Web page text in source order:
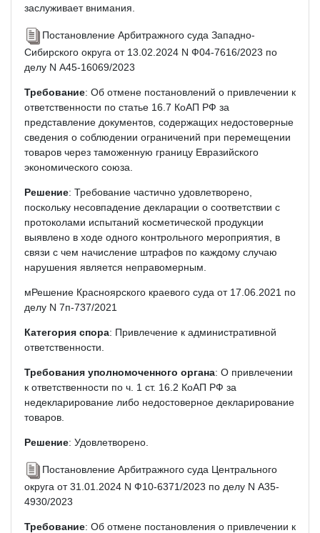
заслуживает внимания.
Постановление Арбитражного суда Западно-
Сибирского округа от 13.02.2024 N Ф04-7616/2023 по
делу N А45-16069/2023
Требование: Об отмене постановлений о привлечении к
ответственности по статье 16.7 КоАП РФ за
представление документов, содержащих недостоверные
сведения о соблюдении ограничений при перемещении
товаров через таможенную границу Евразийского
экономического союза.
Решение: Требование частично удовлетворено,
поскольку несовпадение декларации о соответствии с
протоколами испытаний косметической продукции
выявлено в ходе одного контрольного мероприятия, в
связи с чем начисление штрафов по каждому случаю
нарушения является неправомерным.
мРешение Красноярского краевого суда от 17.06.2021 по
делу N 7п-737/2021
Категория спора: Привлечение к административной
ответственности.
Требования уполномоченного органа: О привлечении
к ответственности по ч. 1 ст. 16.2 КоАП РФ за
недекларирование либо недостоверное декларирование
товаров.
Решение: Удовлетворено.
Постановление Арбитражного суда Центрального
округа от 31.01.2024 N Ф10-6371/2023 по делу N А35-
4930/2023
Требование: Об отмене постановления о привлечении к